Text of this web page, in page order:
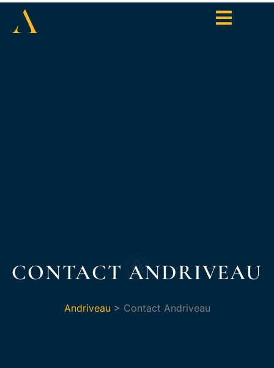
CONTACT ANDRIVEAU
Andriveau > Contact Andriveau